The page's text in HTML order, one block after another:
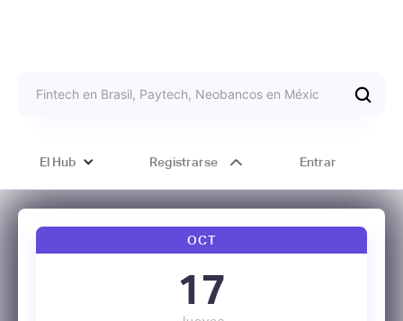
El Hub Registrarse Entrar
OCT
17